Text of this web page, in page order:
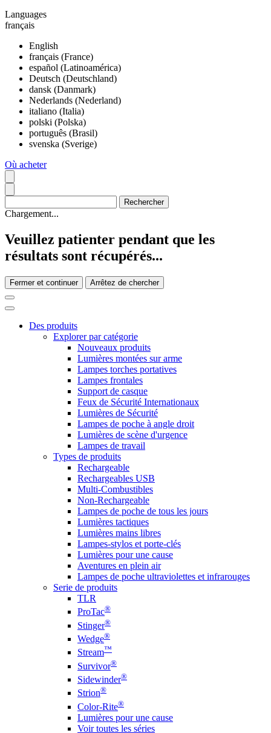
Languages
français
English
français (France)
español (Latinoamérica)
Deutsch (Deutschland)
dansk (Danmark)
Nederlands (Nederland)
italiano (Italia)
polski (Polska)
português (Brasil)
svenska (Sverige)
Où acheter
Chargement...
Veuillez patienter pendant que les
résultats sont récupérés...
Fermer et continuer Arrêtez de chercher
Des produits
Explorer par catégorie
Nouveaux produits
Lumières montées sur arme
Lampes torches portatives
Lampes frontales
Support de casque
Feux de Sécurité Internationaux
Lumières de Sécurité
Lampes de poche à angle droit
Lumières de scène d'urgence
Lampes de travail
Types de produits
Rechargeable
Rechargeables USB
Multi-Combustibles
Non-Rechargeable
Lampes de poche de tous les jours
Lumières tactiques
Lumières mains libres
Lampes-stylos et porte-clés
Lumières pour une cause
Aventures en plein air
Lampes de poche ultraviolettes et infrarouges
Serie de produits
TLR
ProTac®
Stinger®
Wedge®
Stream™
Survivor®
Sidewinder®
Strion®
Color-Rite®
Lumières pour une cause
Voir toutes les séries